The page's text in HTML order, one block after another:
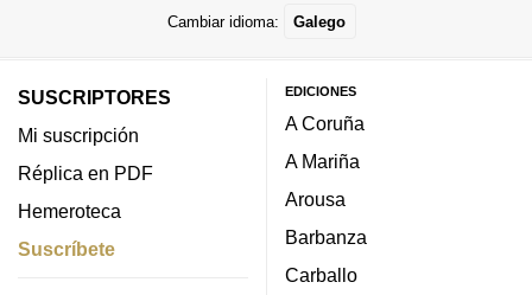
Cambiar idioma: Galego
SUSCRIPTORES
Mi suscripción
Réplica en PDF
Hemeroteca
Suscríbete
EDICIONES
A Coruña
A Mariña
Arousa
Barbanza
Carballo